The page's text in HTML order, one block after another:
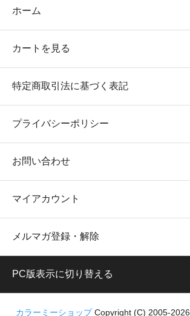
ホーム
カートを見る
特定商取引法に基づく表記
プライバシーポリシー
お問い合わせ
マイアカウント
メルマガ登録・解除
PC版表示に切り替える
カラーミーショップ Copyright (C) 2005-2026